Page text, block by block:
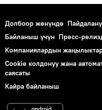
Долбоор жөнүндө
Байланыш үчүн Пресс-
Компаниялардын
Cookie колдонуу жана
саясаты
Кайра байланыш